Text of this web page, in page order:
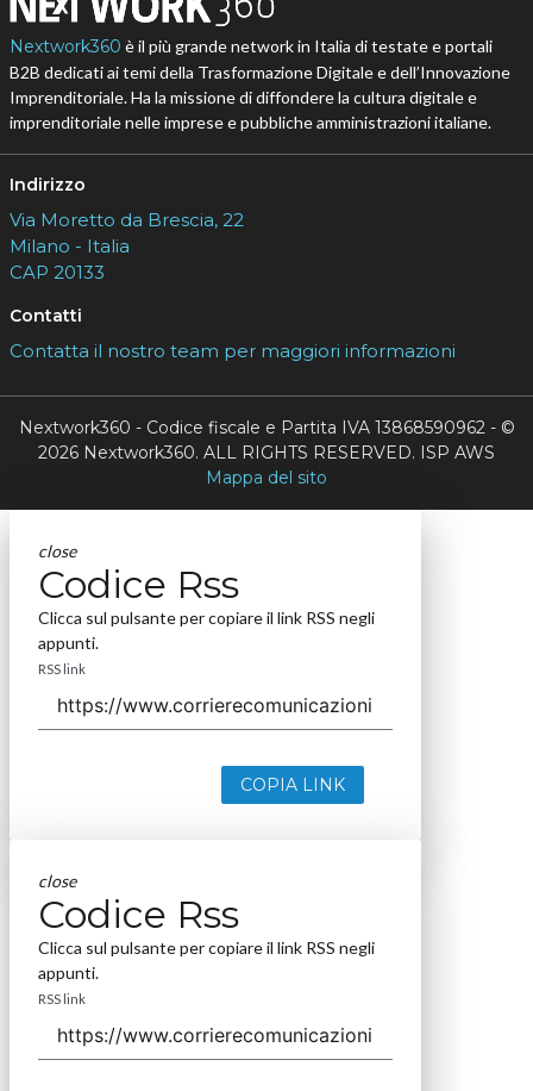
Nextwork360 è il più grande network in Italia di testate e portali
B2B dedicati ai temi della Trasformazione Digitale e dell’Innovazione
Imprenditoriale. Ha la missione di diffondere la cultura digitale e
imprenditoriale nelle imprese e pubbliche amministrazioni italiane.
Indirizzo
Via Moretto da Brescia, 22
Milano - Italia
CAP 20133
Contatti
Contatta il nostro team per maggiori informazioni
Nextwork360 - Codice fiscale e Partita IVA 13868590962 - ©
2026 Nextwork360. ALL RIGHTS RESERVED. ISP AWS
Mappa del sito
close
Codice Rss
Clicca sul pulsante per copiare il link RSS negli
appunti.
RSS link
COPIA LINK
close
Codice Rss
Clicca sul pulsante per copiare il link RSS negli
appunti.
RSS link